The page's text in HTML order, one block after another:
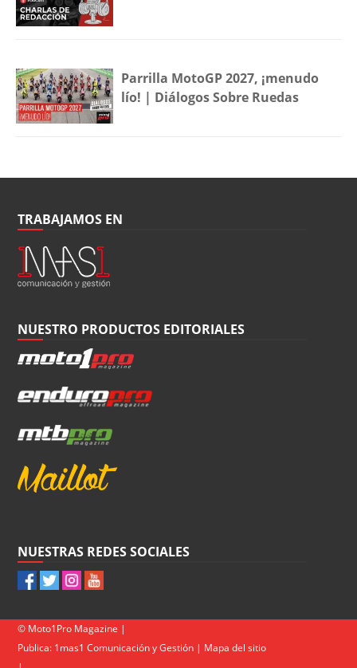
Parrilla MotoGP 2027, ¡menudo
lío! | Diálogos Sobre Ruedas
TRABAJAMOS EN
NUESTRO PRODUCTOS EDITORIALES
NUESTRAS REDES SOCIALES
© Moto1Pro Magazine |
Publica: 1mas1 Comunicación y Gestión | Mapa del sitio